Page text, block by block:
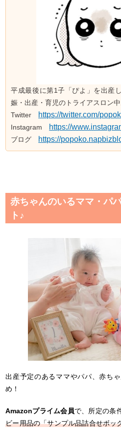
平成最後に第1子「ぴよ」を出産
娠・出産・育児のトライアスロン中
Twitter
https://twitter.com/
Instagram https://
ブログ https://
赤ちゃんのいるママ・パ
ト♪
出産予定のあるママやパパ、赤ち
め！
Amazonプライム会員で、所定の条
ビー用品の「サンプル品詰合せボッ